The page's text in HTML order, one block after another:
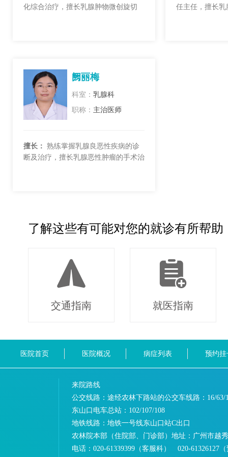
化综合治疗，擅长乳腺肿物微创旋切
任主任，擅长
阙丽梅
科室： 乳腺科
职称： 主治医师
擅长： 熟练掌握乳腺良恶性疾病的诊
断及治疗，擅长乳腺恶性肿瘤的手术治
了解这些有可能对您的就诊有所帮助
交通指南 就医指南
医院首页 医院概况 病症列表 预约挂
来院路线
公交线路：途经农林下路站的公交车线路： 16/63/
东山口电车总站： 102/107/108
地铁线路： 地铁一号线东山口站C出口
农林院本部（住院部、门诊部）地址： 广州市越
电话： 020-61339399（客服科） 020-61326127